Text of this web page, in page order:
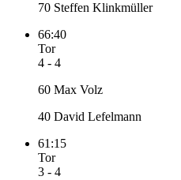
70 Steffen Klinkmüller
66:40
Tor
4 - 4
60 Max Volz
40 David Lefelmann
61:15
Tor
3 - 4